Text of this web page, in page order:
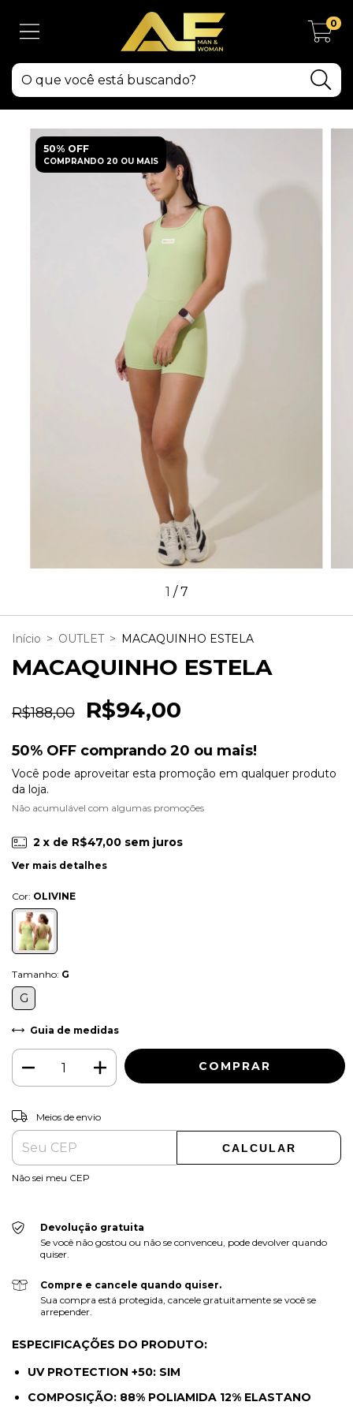
0
50% OFF
COMPRANDO 20 OU MAIS
1 /7
Início > OUTLET > MACAQUINHO ESTELA
MACAQUINHO ESTELA
R$188,00 R$94,00
50% OFF comprando 20 ou mais!
Você pode aproveitar esta promoção em qualquer produto
da loja.
Não acumulável com algumas promoções
2 x de R$47,00 sem juros
Ver mais detalhes
Cor: OLIVINE
Tamanho: G
G
Guia de medidas
Entregas para o CEP:
Meios de envio
CALCULAR
Não sei meu CEP
Devolução gratuita
Se você não gostou ou não se convenceu, pode devolver quando
quiser.
Compre e cancele quando quiser.
Sua compra está protegida, cancele gratuitamente se você se
arrepender.
ESPECIFICAÇÕES DO PRODUTO:
UV PROTECTION +50: SIM
COMPOSIÇÃO: 88% POLIAMIDA 12% ELASTANO